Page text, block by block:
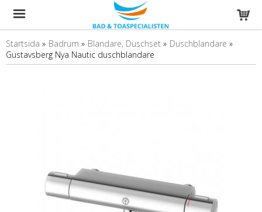
Startsida » Badrum » Blandare, Duschset » Duschblandare »
Gustavsberg Nya Nautic duschblandare